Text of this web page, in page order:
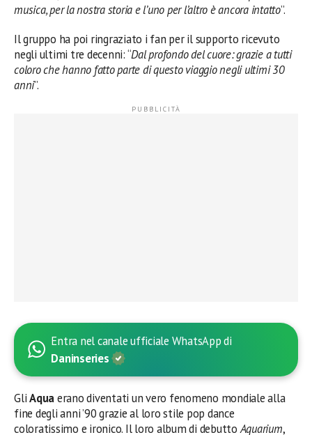
musica, per la nostra storia e l’uno per l’altro è ancora intatto”.
Il gruppo ha poi ringraziato i fan per il supporto ricevuto
negli ultimi tre decenni: “Dal profondo del cuore: grazie a tutti
coloro che hanno fatto parte di questo viaggio negli ultimi 30
anni”.
Entra nel canale ufficiale WhatsApp di
Daninseries
GliAquaerano diventati un vero fenomeno mondiale alla
fine degli anni ’90 grazie al loro stile pop dance
coloratissimo e ironico. Il loro album di debuttoAquarium,